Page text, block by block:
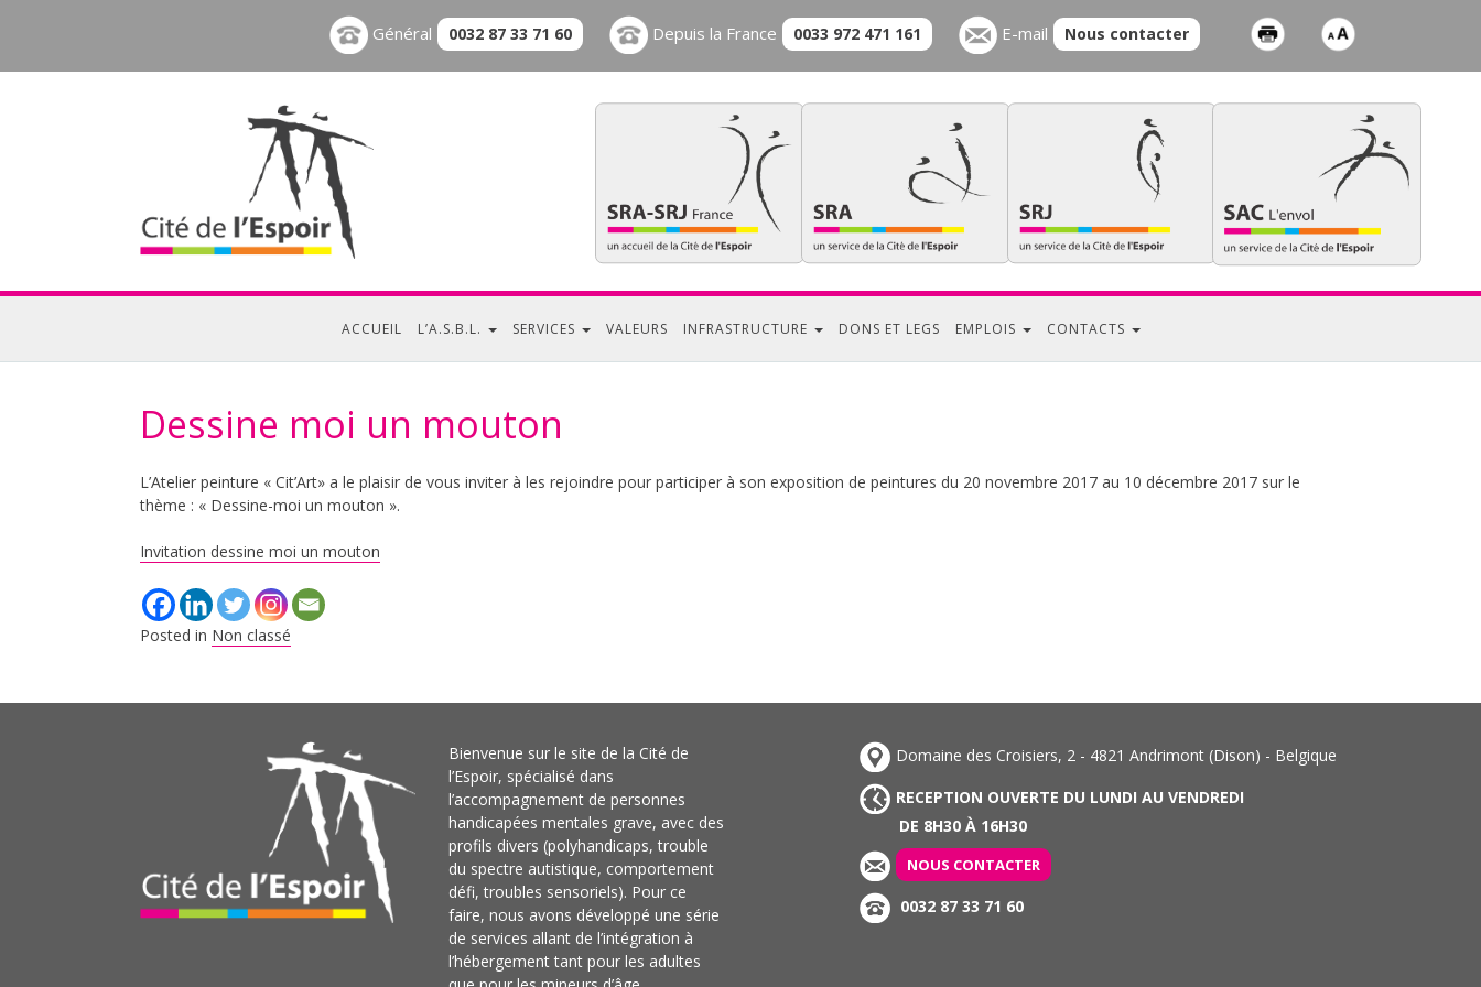
Général 0032 87 33 71 60 Depuis la France 0033 972 471 161 E-mail Nous contacter
ACCUEIL L’A.S.B.L. SERVICES VALEURS INFRASTRUCTURE DONS ET LEGS EMPLOIS CONTACTS
Dessine moi un mouton
L’Atelier peinture « Cit’Art» a le plaisir de vous inviter à les rejoindre pour participer à son exposition de peintures du 20 novembre 2017 au 10 décembre 2017 sur le
thème : « Dessine-moi un mouton ».
Invitation dessine moi un mouton
Posted in Non classé
Bienvenue sur le site de la Cité de
l’Espoir, spécialisé dans
l’accompagnement de personnes
handicapées mentales grave, avec des
profils divers (polyhandicaps, trouble
du spectre autistique, comportement
défi, troubles sensoriels). Pour ce
faire, nous avons développé une série
de services allant de l’intégration à
l’hébergement tant pour les adultes
Domaine des Croisiers, 2 - 4821 Andrimont (Dison) - Belgique
RECEPTION OUVERTE DU LUNDI AU VENDREDI
DE 8H30 À 16H30
NOUS CONTACTER
0032 87 33 71 60